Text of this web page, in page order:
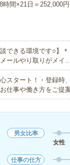
間×21日＝252,000円
できる環境です○】
ールやり取りがメイ
スタート！・登録時
お仕事や働き方をご提
男女比率
女性
仕事の仕方